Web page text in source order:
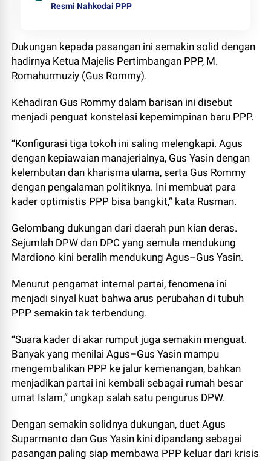
Resmi Nahkodai PPP
Dukungan kepada pasangan ini semakin solid dengan
hadirnya Ketua Majelis Pertimbangan PPP, M.
Romahurmuziy (Gus Rommy).
Kehadiran Gus Rommy dalam barisan ini disebut
menjadi penguat konstelasi kepemimpinan baru PPP.
“Konfigurasi tiga tokoh ini saling melengkapi. Agus
dengan kepiawaian manajerialnya, Gus Yasin dengan
kelembutan dan kharisma ulama, serta Gus Rommy
dengan pengalaman politiknya. Ini membuat para
kader optimistis PPP bisa bangkit,” kata Rusman.
Gelombang dukungan dari daerah pun kian deras.
Sejumlah DPW dan DPC yang semula mendukung
Mardiono kini beralih mendukung Agus–Gus Yasin.
Menurut pengamat internal partai, fenomena ini
menjadi sinyal kuat bahwa arus perubahan di tubuh
PPP semakin tak terbendung.
“Suara kader di akar rumput juga semakin menguat.
Banyak yang menilai Agus–Gus Yasin mampu
mengembalikan PPP ke jalur kemenangan, bahkan
menjadikan partai ini kembali sebagai rumah besar
umat Islam,” ungkap salah satu pengurus DPW.
Dengan semakin solidnya dukungan, duet Agus
Suparmanto dan Gus Yasin kini dipandang sebagai
pasangan paling siap membawa PPP keluar dari krisis